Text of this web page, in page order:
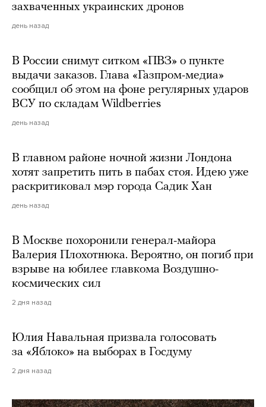
захваченных украинских дронов
день назад
В России снимут ситком «ПВЗ» о пункте
выдачи заказов. Глава «Газпром-медиа»
сообщил об этом на фоне регулярных ударов
ВСУ по складам Wildberries
день назад
В главном районе ночной жизни Лондона
хотят запретить пить в пабах стоя. Идею уже
раскритиковал мэр города Садик Хан
день назад
В Москве похоронили генерал-майора
Валерия Плохотнюка. Вероятно, он погиб при
взрыве на юбилее главкома Воздушно-
космических сил
2 дня назад
Юлия Навальная призвала голосовать
за «Яблоко» на выборах в Госдуму
2 дня назад